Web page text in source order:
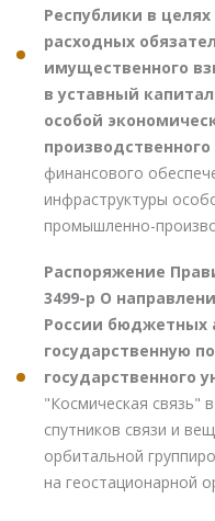
Республики в
расходных
имущественного
в уставный
особой
производственного
финансового
инфраструктуры
промышленно-
Распоряжение
3499-р О
России бюджетных
государственную
государственного
"Космическая связь"
спутников связи и
орбитальной
на геостационарной